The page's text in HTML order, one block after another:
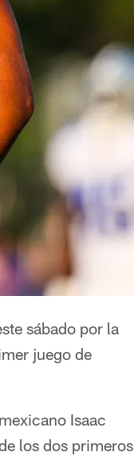
sábado por la
juego de
Isaac
los dos primeros